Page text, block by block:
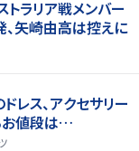
トラリア戦メンバー
矢崎由高は控えに
レス、アクセサリー
お値段は…